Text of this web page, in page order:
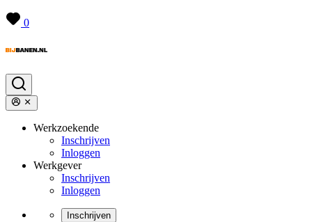
0
Werkzoekende
Inschrijven
Inloggen
Werkgever
Inschrijven
Inloggen
Inschrijven